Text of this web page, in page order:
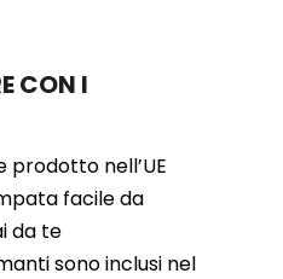
CON I
prodotto nell’UE
facile da
da te
sono inclusi nel